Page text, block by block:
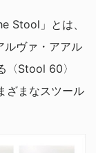
Stool」とは、
ヴァ・アアル
〈Stool 60〉
ざまなスツール